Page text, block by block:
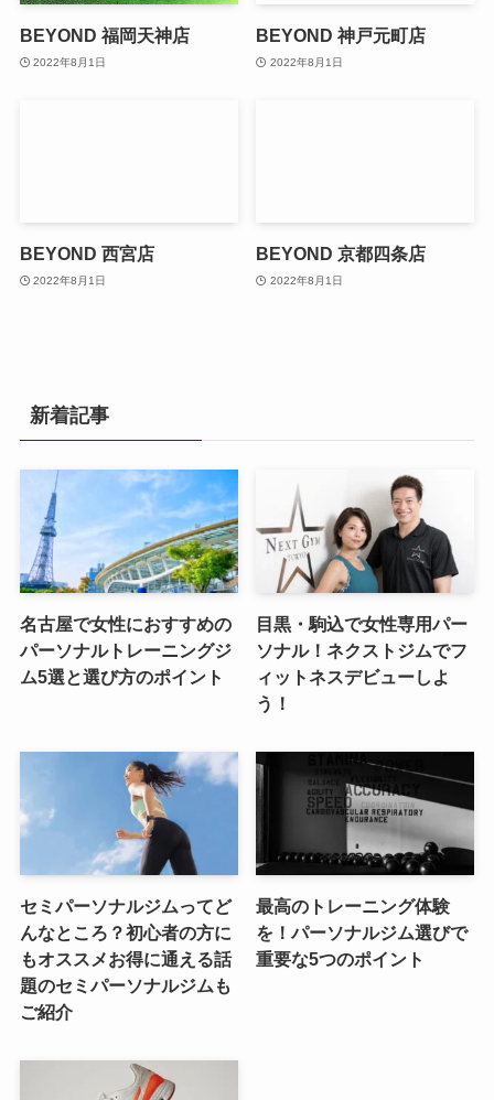
BEYOND 福岡天神店
2022年8月1日
BEYOND 神戸元町店
2022年8月1日
BEYOND 西宮店
2022年8月1日
BEYOND 京都四条店
2022年8月1日
新着記事
名古屋で女性におすすめの
パーソナルトレーニングジ
ム5選と選び方のポイント
目黒・駒込で女性専用パー
ソナル！ネクストジムでフ
ィットネスデビューしよ
う！
セミパーソナルジムってど
んなところ？初心者の方に
もオススメお得に通える話
題のセミパーソナルジムも
ご紹介
最高のトレーニング体験
を！パーソナルジム選びで
重要な5つのポイント